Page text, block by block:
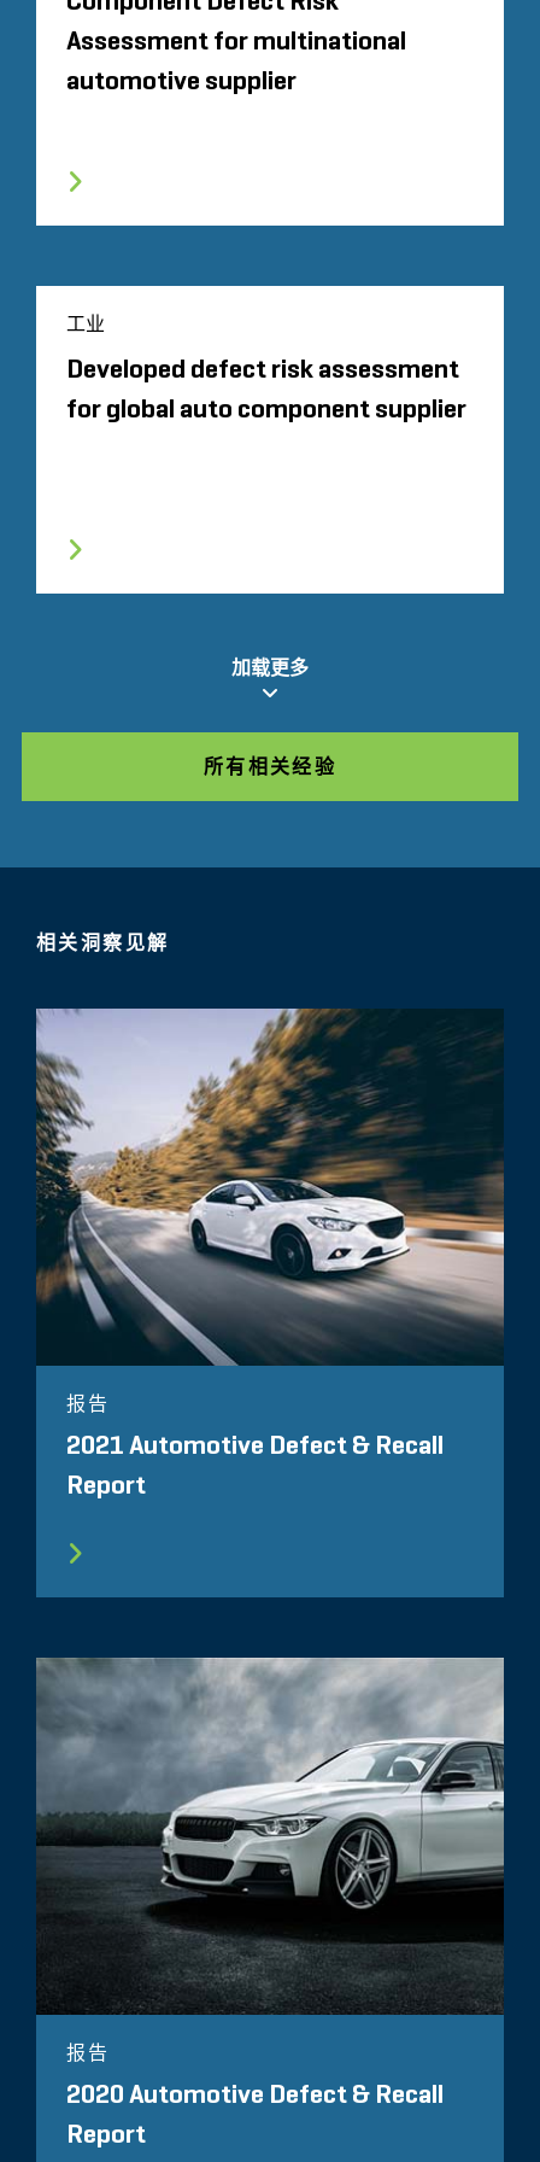
Assessment for multinational
automotive supplier
工业
Developed defect risk assessment
for global auto component supplier
加载更多
所有相关经验
相关洞察见解
报告
2021 Automotive Defect & Recall
Report
报告
2020 Automotive Defect & Recall
Report